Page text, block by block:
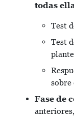
todas
Test
Test
sobre
Fase de